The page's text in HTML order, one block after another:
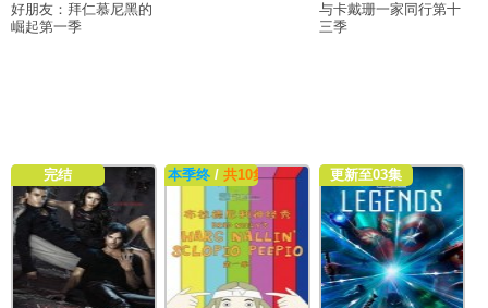
好朋友：拜仁慕尼黑的
崛起第一季
与卡戴珊一家同行第十
三季
完结 本季终 /共10集 更新至03集